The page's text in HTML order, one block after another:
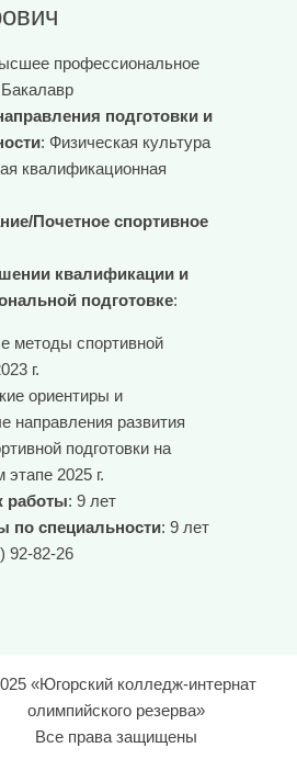
профессиональное
подготовки и
: Физическая культура
квалификационная
Почетное спортивное
квалификации и
подготовке:
методы спортивной
г.
ориентиры и
направления развития
подготовки на
2025 г.
работы: 9 лет
по специальности: 9 лет
92-82-26
«Югорский колледж-интернат
олимпийского резерва»
Все права защищены